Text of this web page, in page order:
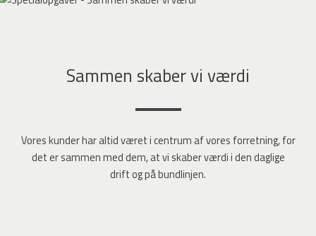
Sammen skaber vi værdi
Vores kunder har altid været i centrum af vores forretning, for
det er sammen med dem, at vi skaber værdi i den daglige
drift og på bundlinjen.